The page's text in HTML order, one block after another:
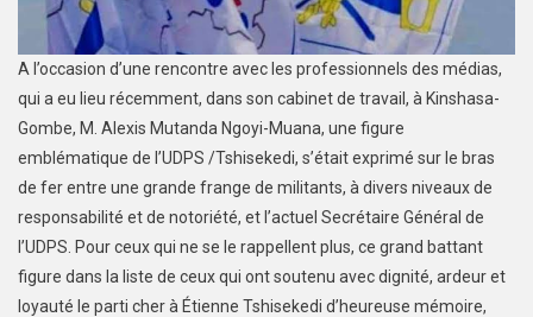
A l’occasion d’une rencontre avec les professionnels des médias,
qui a eu lieu récemment, dans son cabinet de travail, à Kinshasa-
Gombe, M. Alexis Mutanda Ngoyi-Muana, une figure
emblématique de l’UDPS /Tshisekedi, s’était exprimé sur le bras
de fer entre une grande frange de militants, à divers niveaux de
responsabilité et de notoriété, et l’actuel Secrétaire Général de
l’UDPS. Pour ceux qui ne se le rappellent plus, ce grand battant
figure dans la liste de ceux qui ont soutenu avec dignité, ardeur et
loyauté le parti cher à Étienne Tshisekedi d’heureuse mémoire,